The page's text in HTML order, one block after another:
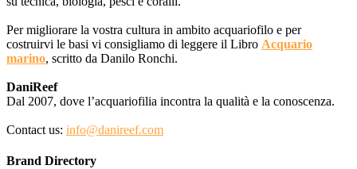
Per migliorare la vostra cultura in ambito acquariofilo e per
costruirvi le basi vi consigliamo di leggere il Libro Acquario
marino, scritto da Danilo Ronchi.
DaniReef
Dal 2007, dove l’acquariofilia incontra la qualità e la conoscenza.
Contact us: info@danireef.com
Brand Directory